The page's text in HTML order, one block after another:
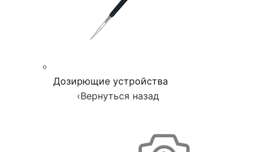
Дозирющие устройства
‹Вернуться назад